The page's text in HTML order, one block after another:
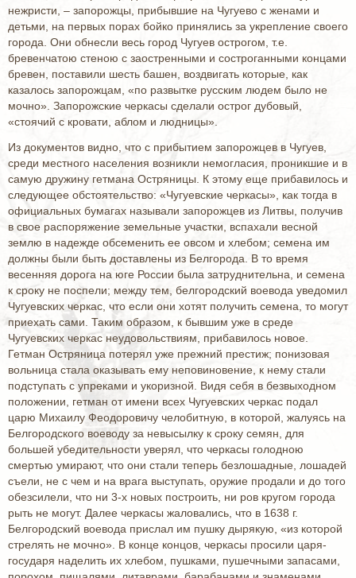
нежристи, – запорожцы, прибывшие на Чугуево с женами и
детьми, на первых порах бойко принялись за укрепление своего
города. Они обнесли весь город Чугуев острогом, т.е.
бревенчатою стеною с заостренными и состроганными концами
бревен, поставили шесть башен, воздвигать которые, как
казалось запорожцам, «по развытке русским людем было не
мочно». Запорожские черкасы сделали острог дубовый,
«стоячий с кровати, аблом и людницы».
Из документов видно, что с прибытием запорожцев в Чугуев,
среди местного населения возникли немогласия, проникшие и в
самую дружину гетмана Остряницы. К этому еще прибавилось и
следующее обстоятельство: «Чугуевские черкасы», как тогда в
официальных бумагах называли запорожцев из Литвы, получив
в свое распоряжение земельные участки, вспахали весной
землю в надежде обсеменить ее овсом и хлебом; семена им
должны были быть доставлены из Белгорода. В то время
весенняя дорога на юге России была затруднительна, и семена
к сроку не поспели; между тем, белгородский воевода уведомил
Чугуевских черкас, что если они хотят получить семена, то могут
приехать сами. Таким образом, к бывшим уже в среде
Чугуевских черкас неудовольствиям, прибавилось новое.
Гетман Остряница потерял уже прежний престиж; понизовая
вольница стала оказывать ему неповиновение, к нему стали
подступать с упреками и укоризной. Видя себя в безвыходном
положении, гетман от имени всех Чугуевских черкас подал
царю Михаилу Феодоровичу челобитную, в которой, жалуясь на
Белгородского воеводу за невысылку к сроку семян, для
большей убедительности уверял, что черкасы голодною
смертью умирают, что они стали теперь безлошадные, лошадей
съели, не с чем и на врага выступать, оружие продали и до того
обезсилели, что ни 3-х новых построить, ни ров кругом города
рыть не могут. Далее черкасы жаловались, что в 1638 г.
Белгородский воевода прислал им пушку дырякую, «из которой
стрелять не мочно». В конце концов, черкасы просили царя-
государя наделить их хлебом, пушками, пушечными запасами,